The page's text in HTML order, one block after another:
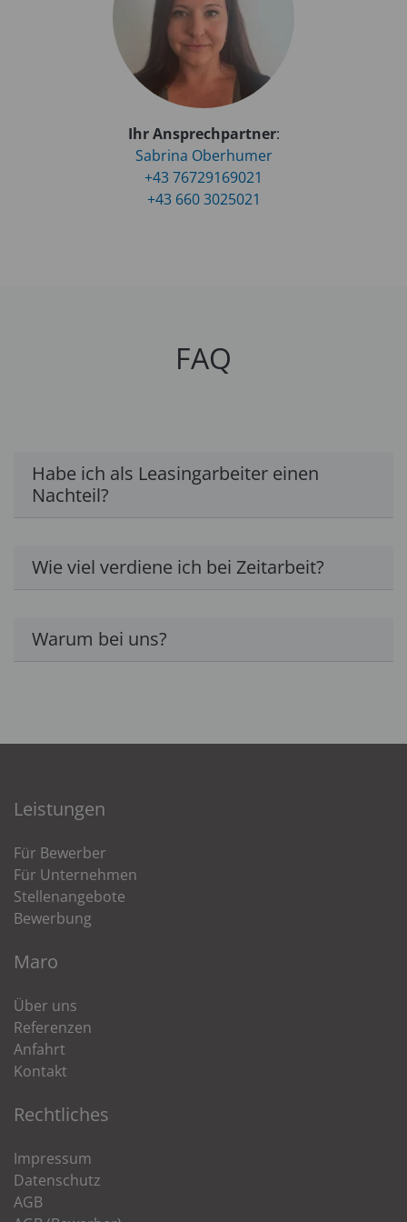
Ihr Ansprechpartner:
Sabrina Oberhumer
+43 76729169021
+43 660 3025021
FAQ
Habe ich als Leasingarbeiter einen
Nachteil?
Wie viel verdiene ich bei Zeitarbeit?
Warum bei uns?
Leistungen
Für Bewerber
Für Unternehmen
Stellenangebote
Bewerbung
Maro
Über uns
Referenzen
Anfahrt
Kontakt
Rechtliches
Impressum
Datenschutz
AGB